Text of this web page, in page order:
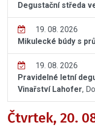
Degustační středa
19. 08. 2026
Mikulecké búdy s
19. 08. 2026
Pravidelné letní
Vinařství Lahofer,
Čtvrtek, 20.